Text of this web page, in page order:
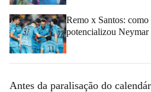
Remo x Santos:
potencializou Neymar
Antes da paralisação do